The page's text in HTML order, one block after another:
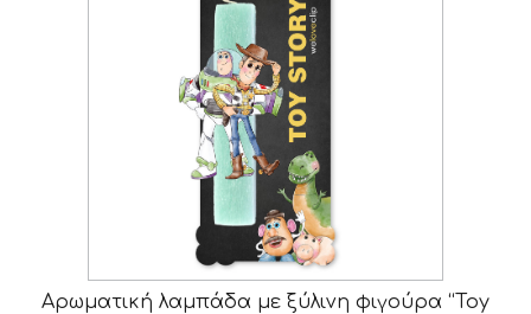
Αρωματική λαμπάδα με ξύλινη φιγούρα “Toy